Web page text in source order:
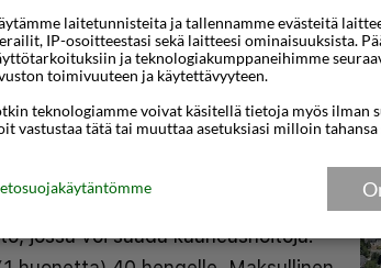
ravintola, jossa on houkutteleva
Maksullinen langaton Internet
pääset kävellen rannalle,
kalastajien veneitä. Iltaisin voit
Sopotin keskustaan, johon on
kävellen. Siellä on erityylisiä hyviä
Talon kellarikerroksessa on
jossa voi saada kauneushoitoja.
laitetunnisteita ja tallennamme evästeitä
IP-osoitteestasi sekä laitteesi ominaisuuksista.
ja teknologiakumppaneihimme
toimivuuteen ja käytettävyyteen.
teknologiamme voivat käsitellä tietoja myös ilman
vastustaa tätä tai muuttaa asetuksiasi milloin